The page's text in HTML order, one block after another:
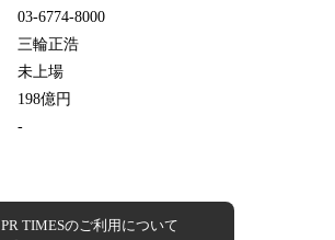
03-6774-8000
三輪正浩
未上場
198億円
-
PR TIMESのご利用について